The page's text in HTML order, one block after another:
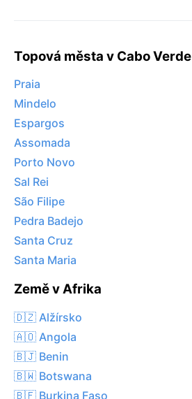
Topová města v Cabo Verde
Praia
Mindelo
Espargos
Assomada
Porto Novo
Sal Rei
São Filipe
Pedra Badejo
Santa Cruz
Santa Maria
Země v Afrika
🇩🇿 Alžírsko
🇦🇴 Angola
🇧🇯 Benin
🇧🇼 Botswana
🇧🇫 Burkina Faso